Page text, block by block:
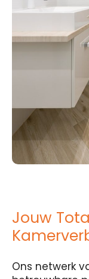
Jouw
Ons netwerk